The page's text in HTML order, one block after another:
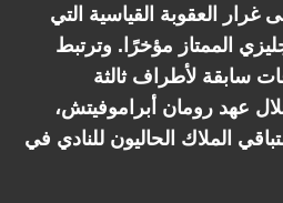
غرار العقوبة القياسية التي
الممتاز مؤخرًا. وترتبط
سابقة لأطراف ثالثة
عهد رومان أبراموفيتش،
الملاك الحاليون للنادي في